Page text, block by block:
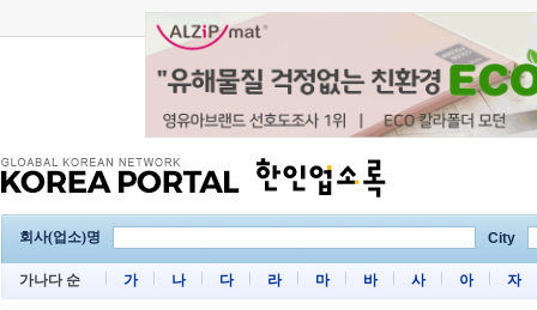
회사(업소)명 City
가나다 순 가 나 다 라 마 바 사 아 자